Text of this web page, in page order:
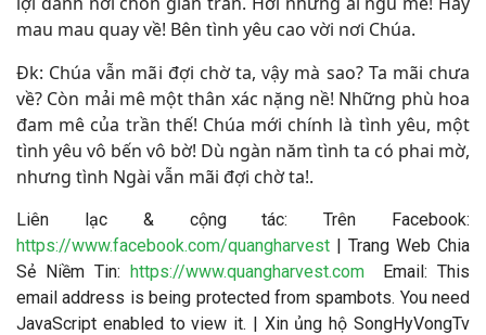
mau mau quay về! Bên tình yêu cao vời nơi Chúa.
Đk: Chúa vẫn mãi đợi chờ ta, vậy mà sao? Ta mãi chưa
về? Còn mải mê một thân xác nặng nề! Những phù hoa
đam mê của trần thế! Chúa mới chính là tình yêu, một
tình yêu vô bến vô bờ! Dù ngàn năm tình ta có phai mờ,
nhưng tình Ngài vẫn mãi đợi chờ ta!.
Liên lạc & cộng tác: Trên Facebook:
https://www.facebook.com/quangharvest | Trang Web Chia
Sẻ Niềm Tin: https://www.quangharvest.comEmail: This
email address is being protected from spambots. You need
JavaScript enabled to view it. | Xin ủng hộ SongHyVongTv